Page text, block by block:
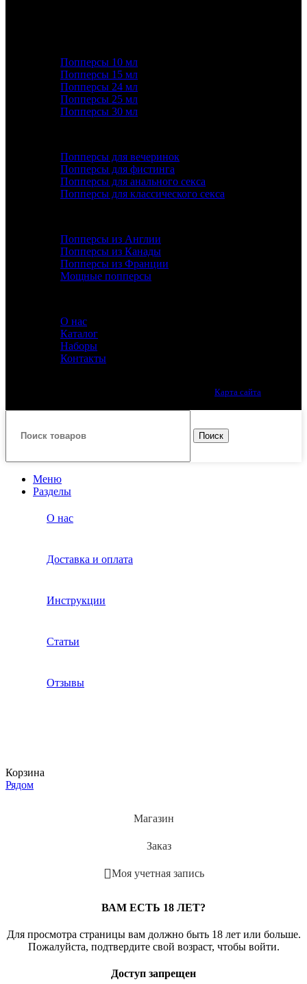
Попперсы 10 мл
Попперсы 15 мл
Попперсы 24 мл
Попперсы 25 мл
Попперсы 30 мл
Попперсы для вечеринок
Попперсы для фистинга
Попперсы для анального секса
Попперсы для классического секса
Попперсы из Англии
Попперсы из Канады
Попперсы из Франции
Мощные попперсы
О нас
Каталог
Наборы
Контакты
Карта сайта
Поиск
Меню
Разделы
О нас
Доставка и оплата
Инструкции
Статьи
Отзывы
Корзина
Рядом
Магазин
Заказ
Моя учетная запись
ВАМ ЕСТЬ 18 ЛЕТ?
Для просмотра страницы вам должно быть 18 лет или больше.
Пожалуйста, подтвердите свой возраст, чтобы войти.
Доступ запрещен